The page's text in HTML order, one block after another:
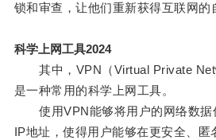
锁和审查，让他们重新获得互联网的
科学上网工具2024
其中，VPN（Virtual Private
是一种常用的科学上网工具。
使用VPN能够将用户的网络数据
IP地址，使得用户能够在更安全、匿